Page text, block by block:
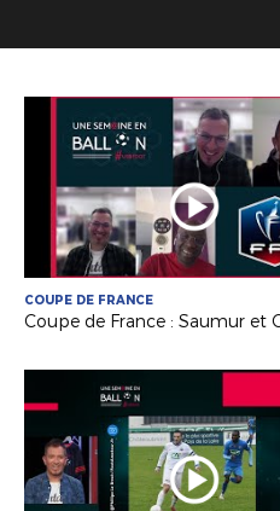
COUPE DE FRANCE